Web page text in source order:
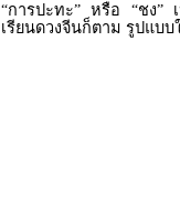
“การปะทะ” หรือ “ชง”
เรียนดวงจีนก็ตาม รูปแบ